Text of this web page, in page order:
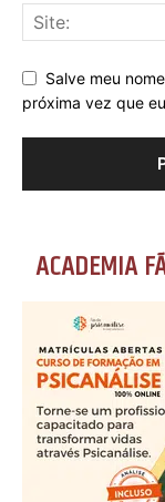
Salve meu
próxima vez que
ACADEMIA